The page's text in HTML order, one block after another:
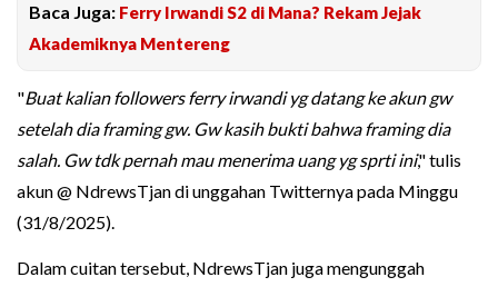
Baca Juga: Ferry Irwandi S2 di Mana? Rekam Jejak
Akademiknya Mentereng
"Buat kalian followers ferry irwandi yg datang ke akun gw
setelah dia framing gw. Gw kasih bukti bahwa framing dia
salah. Gw tdk pernah mau menerima uang yg sprti ini," tulis
akun @ NdrewsTjan di unggahan Twitternya pada Minggu
(31/8/2025).
Dalam cuitan tersebut, NdrewsTjan juga mengunggah